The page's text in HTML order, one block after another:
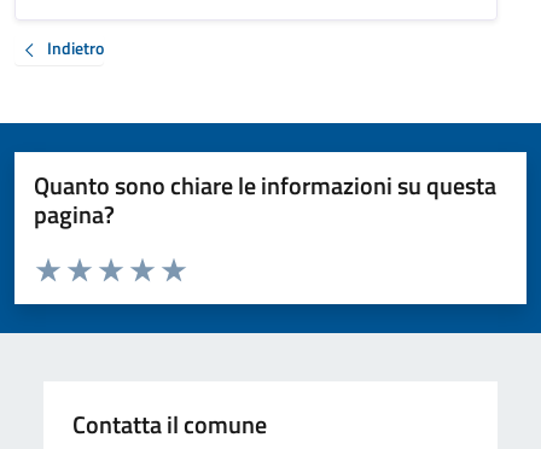
Indietro
Quanto sono chiare le informazioni su questa
pagina?
Valuta da 1 a 5 stelle la pagina
Valuta 5 stelle su 5
Valuta 4 stelle su 5
Valuta 3 stelle su 5
Valuta 2 stelle su 5
Valuta 1 stelle su 5
Contatta il comune